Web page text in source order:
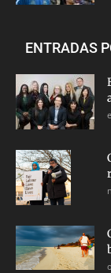
ENTRADAS